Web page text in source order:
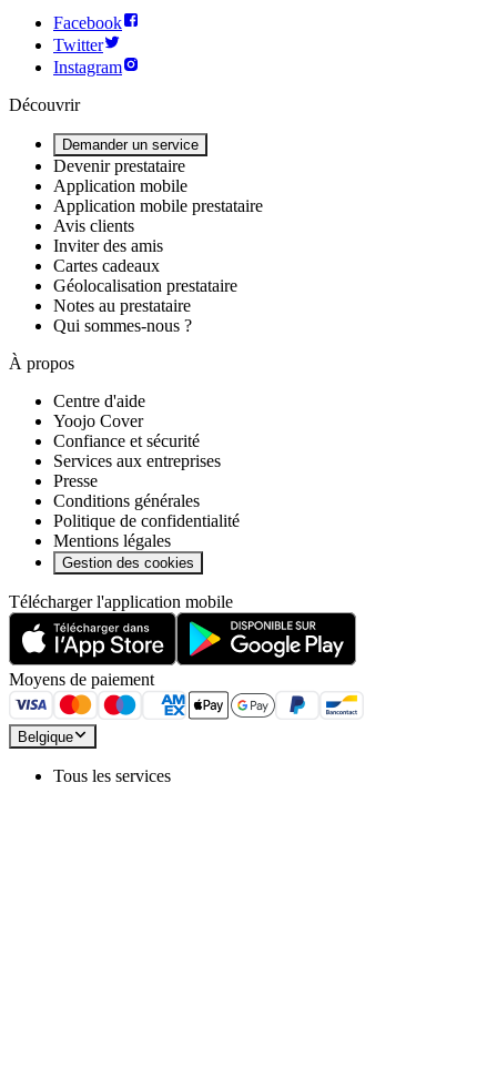
Facebook
Twitter
Instagram
Découvrir
Demander un service
Devenir prestataire
Application mobile
Application mobile prestataire
Avis clients
Inviter des amis
Cartes cadeaux
Géolocalisation prestataire
Notes au prestataire
Qui sommes-nous ?
À propos
Centre d'aide
Yoojo Cover
Confiance et sécurité
Services aux entreprises
Presse
Conditions générales
Politique de confidentialité
Mentions légales
Gestion des cookies
Télécharger l'application mobile
Moyens de paiement
Belgique
Tous les services